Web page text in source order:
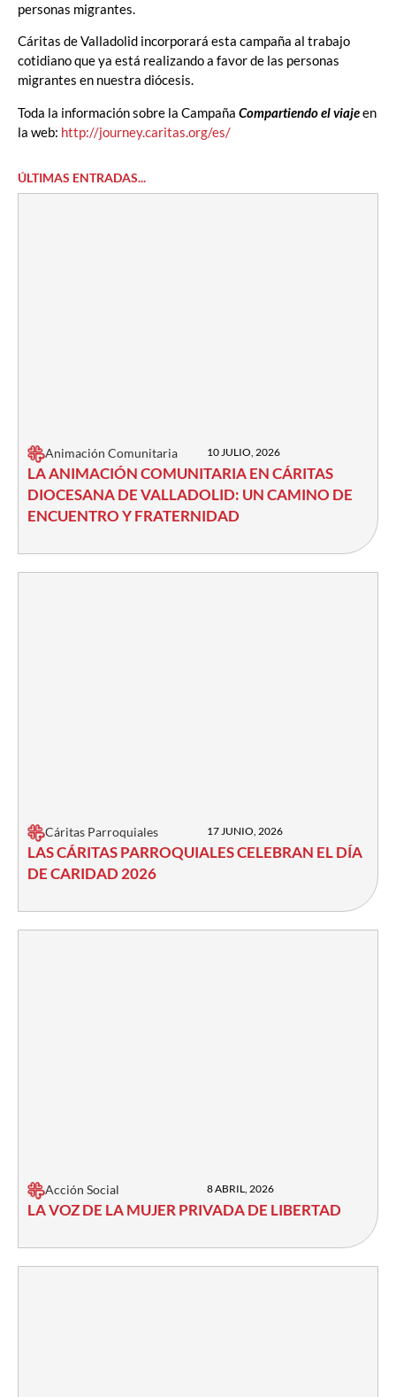
personas migrantes.
Cáritas de Valladolid incorporará esta campaña al trabajo
cotidiano que ya está realizando a favor de las personas
migrantes en nuestra diócesis.
Toda la información sobre la Campaña Compartiendo el viajeen
la web: http://journey.caritas.org/es/
ÚLTIMAS ENTRADAS...
Animación Comunitaria 10 JULIO, 2026
LA ANIMACIÓN COMUNITARIA EN CÁRITAS
DIOCESANA DE VALLADOLID: UN CAMINO DE
ENCUENTRO Y FRATERNIDAD
Cáritas Parroquiales 17 JUNIO, 2026
LAS CÁRITAS PARROQUIALES CELEBRAN EL DÍA
DE CARIDAD 2026
Acción Social 8 ABRIL, 2026
LA VOZ DE LA MUJER PRIVADA DE LIBERTAD